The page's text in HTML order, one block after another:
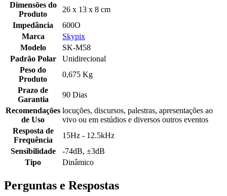
Dimensões do
Produto
26 x 13 x 8 cm
Impedância
600O
Marca
Skypix
Modelo
SK-M58
Padrão Polar
Unidirecional
Peso do
Produto
0,675 Kg
Prazo de
Garantia
90 Dias
Recomendações
de Uso
locuções, discursos, palestras, apresentações ao
vivo ou em estúdios e diversos outros eventos
Resposta de
Frequência
15Hz - 12.5kHz
Sensibilidade
-74dB, ±3dB
Tipo
Dinâmico
Perguntas e Respostas